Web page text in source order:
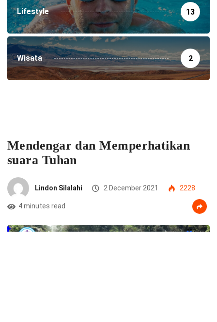
Lifestyle 13
Wisata 2
Mendengar dan Memperhatikan
suara Tuhan
Lindon Silalahi 2 December 2021 2228
4 minutes read